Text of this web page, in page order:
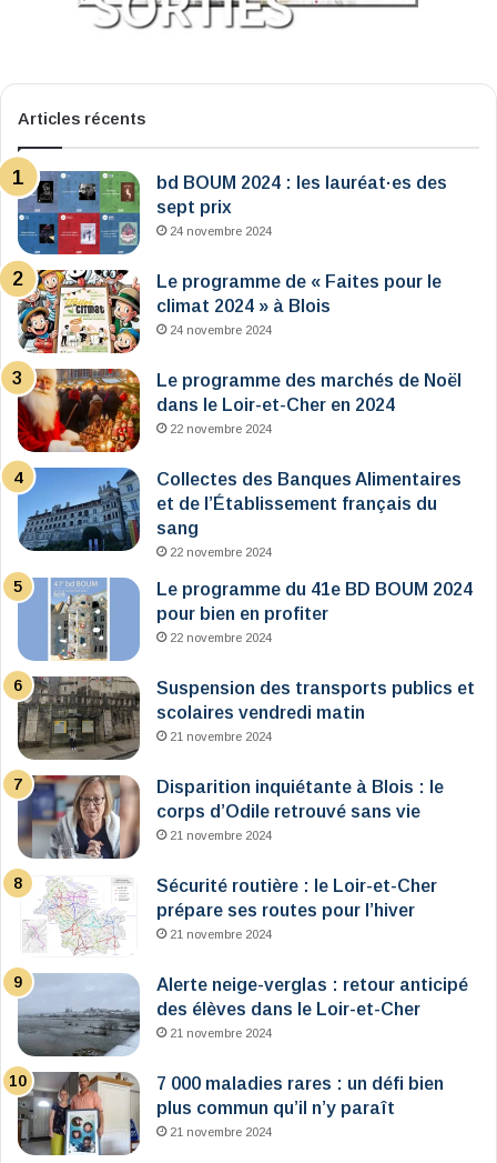
Articles récents
bd BOUM 2024 : les lauréat·es des
sept prix
24 novembre 2024
Le programme de « Faites pour le
climat 2024 » à Blois
24 novembre 2024
Le programme des marchés de Noël
dans le Loir-et-Cher en 2024
22 novembre 2024
Collectes des Banques Alimentaires
et de l’Établissement français du
sang
22 novembre 2024
Le programme du 41e BD BOUM 2024
pour bien en profiter
22 novembre 2024
Suspension des transports publics et
scolaires vendredi matin
21 novembre 2024
Disparition inquiétante à Blois : le
corps d’Odile retrouvé sans vie
21 novembre 2024
Sécurité routière : le Loir-et-Cher
prépare ses routes pour l’hiver
21 novembre 2024
Alerte neige-verglas : retour anticipé
des élèves dans le Loir-et-Cher
21 novembre 2024
7 000 maladies rares : un défi bien
plus commun qu’il n’y paraît
21 novembre 2024